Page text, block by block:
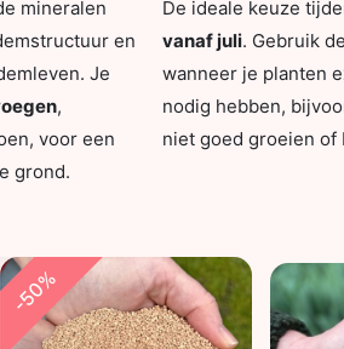
mineralen
en
Je
,
voor een
grond.
De ideale keuze
vanaf juli. Gebruik
wanneer je planten
nodig hebben,
niet goed groeien of
-50%